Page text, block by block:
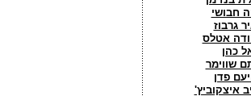
חבושי
גרבוז
אטלס
כהן
שווימר
פדן
איצקוביץ'